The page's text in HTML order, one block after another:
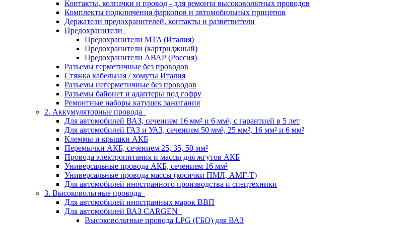
Контакты, колпачки и провод - для ремонта высоковольтных проводов
Комплекты подключения фаркопов и автомобильных прицепов
Держатели предохранителей, контакты и разветвители
Предохранители
Предохранители MTA (Италия)
Предохранители (картриджный)
Предохранители АВАР (Россия)
Разъемы герметичные без проводов
Стяжка кабельная / хомуты Италия
Разъемы негерметичные без проводов
Разъемы байонет и адаптеры под гофру
Ремонтные наборы катушек зажигания
2. Аккумуляторные провода
Для автомобилей ВАЗ, сечением 16 мм² и 6 мм², с гарантией в 5 лет
Для автомобилей ГАЗ и УАЗ, сечением 50 мм², 25 мм², 16 мм² и 6 мм²
Клеммы и крышки АКБ
Перемычки АКБ, сечением 25, 35, 50 мм²
Провода электропитания и массы для жгутов АКБ
Универсальные провода АКБ, сечением 16 мм²
Универсальные провода массы (косички ПМЛ, АМГ-Т)
Для автомобилей иностранного производства и спецтехники
3. Высоковольтные провода
Для автомобилей иностранных марок ВВП
Для автомобилей ВАЗ CARGEN
Высоковольтные провода LPG (ГБО) для ВАЗ